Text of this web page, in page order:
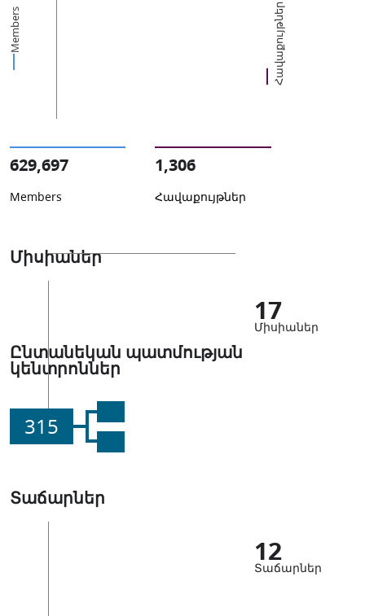
Members Հավաքույթներ
629,697
Members
1,306
Հավաքույթներ
Միսիաներ
17
Միսիաներ
Ընտանեկան պատմության
կենտրոններ
315
Տաճարներ
12
Տաճարներ